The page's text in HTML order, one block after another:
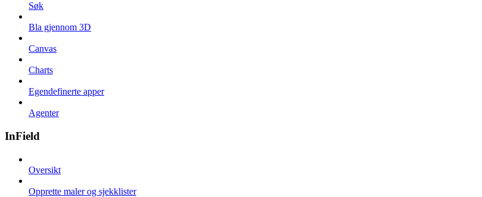
Søk
Bla gjennom 3D
Canvas
Charts
Egendefinerte apper
Agenter
InField
Oversikt
Opprette maler og sjekklister